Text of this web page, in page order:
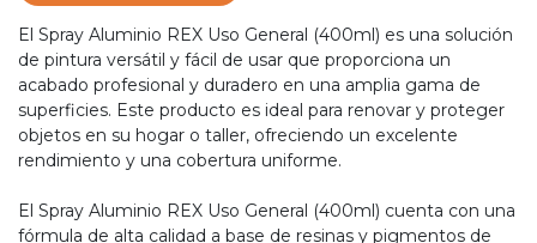
El Spray Aluminio REX Uso General (400ml) es una solución
de pintura versátil y fácil de usar que proporciona un
acabado profesional y duradero en una amplia gama de
superficies. Este producto es ideal para renovar y proteger
objetos en su hogar o taller, ofreciendo un excelente
rendimiento y una cobertura uniforme.
El Spray Aluminio REX Uso General (400ml) cuenta con una
fórmula de alta calidad a base de resinas y pigmentos de